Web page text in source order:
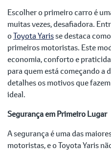
Escolher o primeiro carro é
muitas vezes, desafiadora.
oToyota Yarisse destaca
primeiros motoristas. Este
economia, conforto e
para quem está começando a
detalhes os motivos que
ideal.
Segurança em Primeiro Lugar
A segurança é uma das
motoristas, e o Toyota Yaris